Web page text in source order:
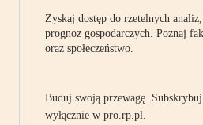
Zyskaj dostęp do rzetelnych
prognoz gospodarczych. Poznaj
oraz społeczeństwo.
Buduj swoją przewagę.
wyłącznie w pro.rp.pl.